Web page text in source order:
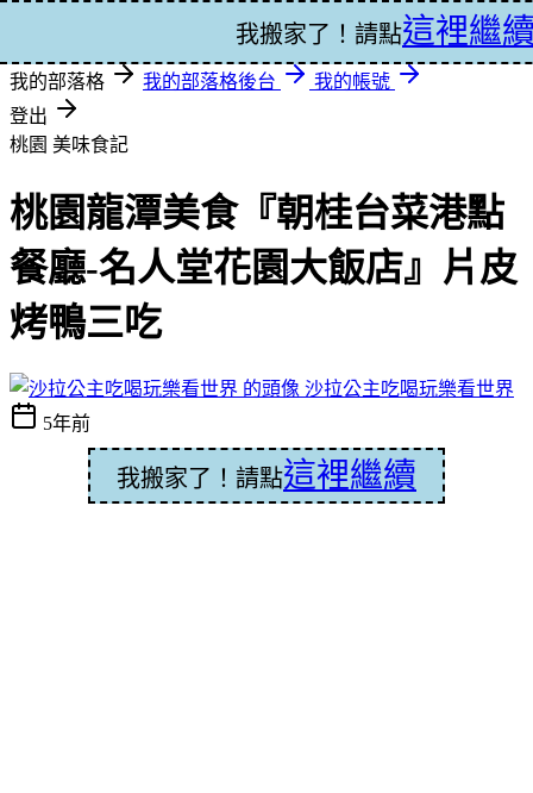
我的部落格 我的部落格後台
我的帳號
登出
桃園 美味食記
桃園龍潭美食『朝桂台菜港點
餐廳-名人堂花園大飯店』片皮
烤鴨三吃
沙拉公主吃喝玩樂看世界
5年前
我搬家了！請點這裡繼續
我搬家了！請點這裡繼